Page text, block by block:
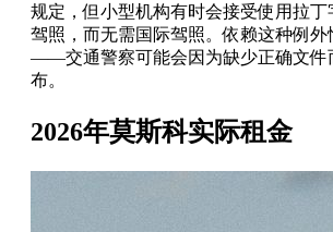
规定，但小型机构有时会接受使用拉丁
驾照，而无需国际驾照。依赖这种例外
——交通警察可能会因为缺少正确文件
布。
2026年莫斯科实际租金